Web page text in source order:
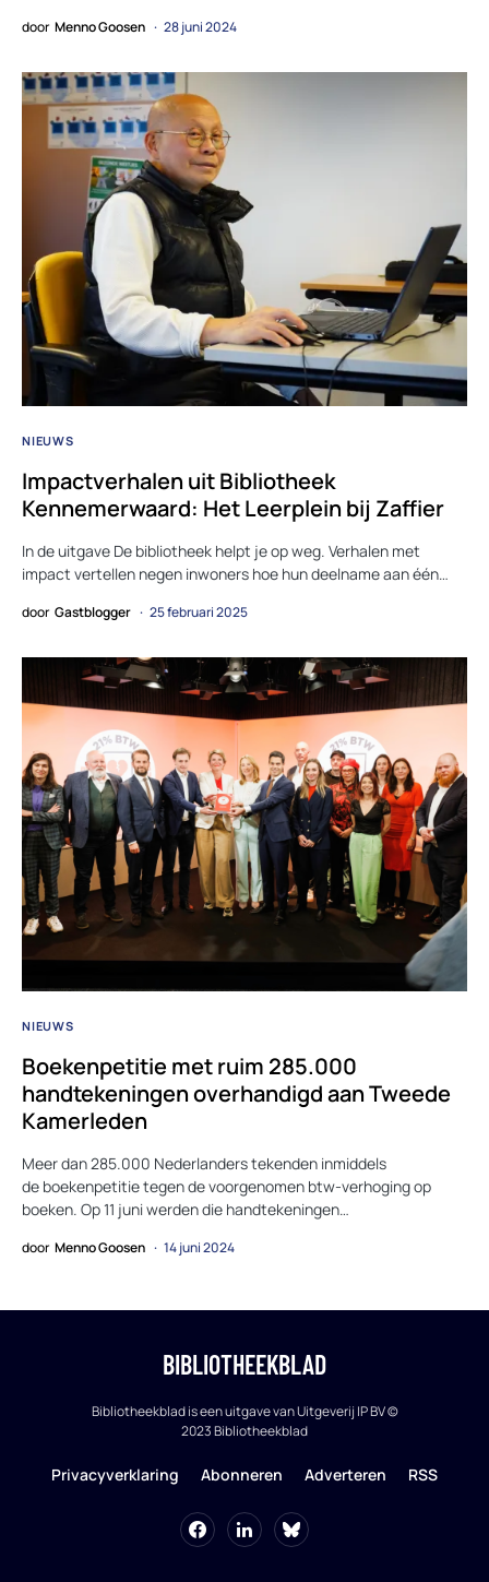
door Menno Goosen 28 juni 2024
NIEUWS
Impactverhalen uit Bibliotheek
Kennemerwaard: Het Leerplein bij Zaffier
In de uitgave De bibliotheek helpt je op weg. Verhalen met
impact vertellen negen inwoners hoe hun deelname aan één…
door Gastblogger 25 februari 2025
NIEUWS
Boekenpetitie met ruim 285.000
handtekeningen overhandigd aan Tweede
Kamerleden
Meer dan 285.000 Nederlanders tekenden inmiddels
de boekenpetitie tegen de voorgenomen btw-verhoging op
boeken. Op 11 juni werden die handtekeningen…
door Menno Goosen 14 juni 2024
BIBLIOTHEEKBLAD
Bibliotheekblad is een uitgave van Uitgeverij IP BV ©
2023 Bibliotheekblad
Privacyverklaring Abonneren Adverteren RSS